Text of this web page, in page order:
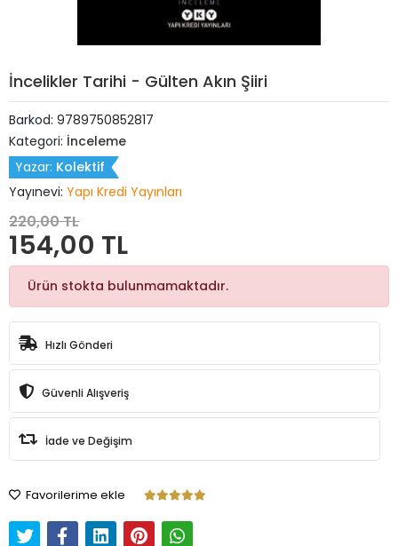
İncelikler Tarihi - Gülten Akın Şiiri
Barkod: 9789750852817
Kategori: İnceleme
Yazar: Kolektif
Yayınevi: Yapı Kredi Yayınları
220,00 TL
154,00 TL
Ürün stokta bulunmamaktadır.
Hızlı Gönderi
Güvenli Alışveriş
İade ve Değişim
Favorilerime ekle